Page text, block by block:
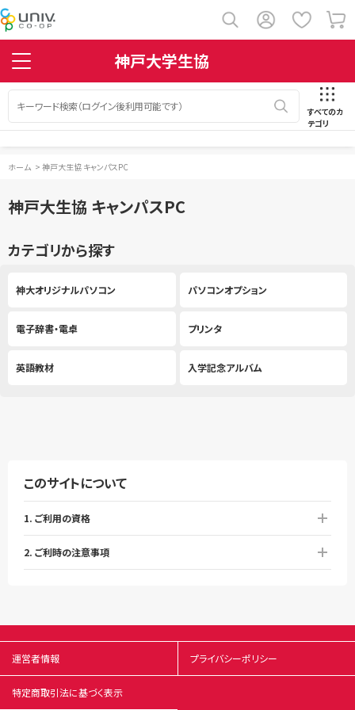
神戸大学生協
すべてのカ
テゴリ
ホーム > 神戸大生協 キャンパスPC
神戸大生協 キャンパスPC
カテゴリから探す
神大オリジナルパソコン パソコンオプション
電子辞書・電卓 プリンタ
英語教材 入学記念アルバム
このサイトについて
1. ご利用の資格
2. ご利時の注意事項
運営者情報 プライバシーポリシー
特定商取引法に基づく表示